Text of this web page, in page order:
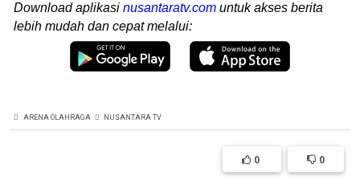
Download aplikasi nusantaratv.com untuk akses berita
lebih mudah dan cepat melalui:
ARENA OLAHRAGA NUSANTARA TV
0 0